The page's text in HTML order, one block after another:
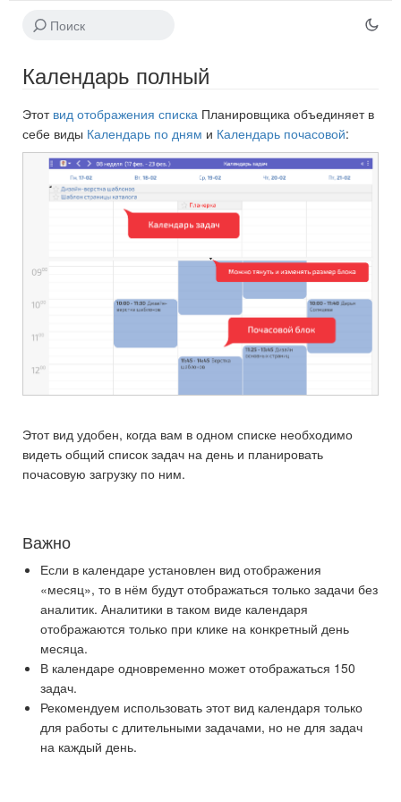
Календарь полный
Этот вид отображения списка Планировщика объединяет в
себе виды Календарь по дням и Календарь почасовой:
Этот вид удобен, когда вам в одном списке необходимо
видеть общий список задач на день и планировать
почасовую загрузку по ним.
Важно
Если в календаре установлен вид отображения
«месяц», то в нём будут отображаться только задачи без
аналитик. Аналитики в таком виде календаря
отображаются только при клике на конкретный день
месяца.
В календаре одновременно может отображаться 150
задач.
Рекомендуем использовать этот вид календаря только
для работы с длительными задачами, но не для задач
на каждый день.